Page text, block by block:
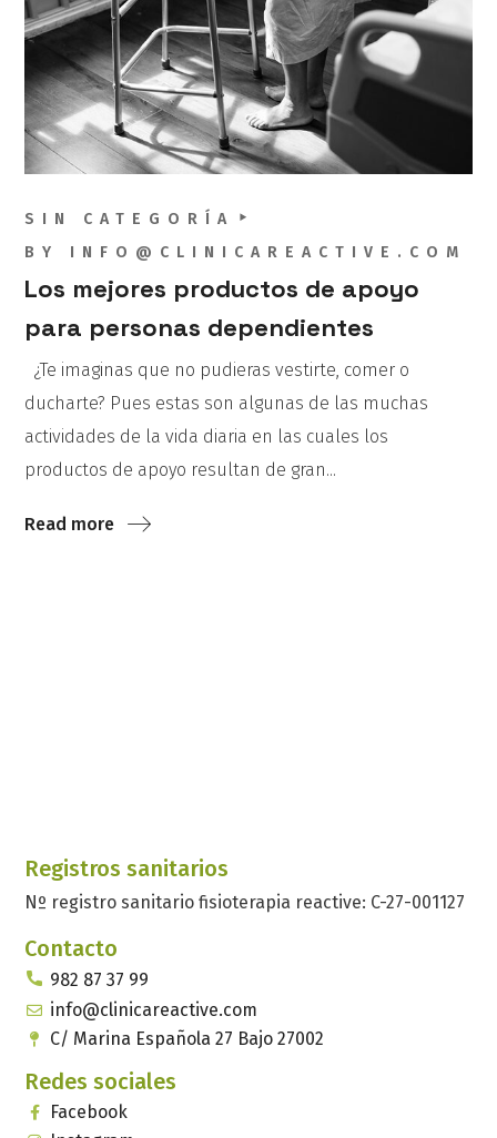
SIN CATEGORÍA
BY INFO@CLINICAREACTIVE.COM
Los mejores productos de apoyo
para personas dependientes
¿Te imaginas que no pudieras vestirte, comer o
ducharte? Pues estas son algunas de las muchas
actividades de la vida diaria en las cuales los
productos de apoyo resultan de gran...
Read more
Registros sanitarios
Nº registro sanitario fisioterapia reactive: C-27-001127
Contacto
982 87 37 99
info@clinicareactive.com
C/ Marina Española 27 Bajo 27002
Redes sociales
Facebook